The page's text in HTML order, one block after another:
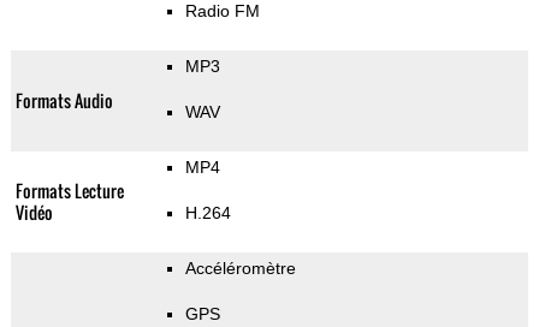
Radio FM
Formats Audio
MP3
WAV
Formats Lecture
Vidéo
MP4
H.264
Accéléromètre
GPS